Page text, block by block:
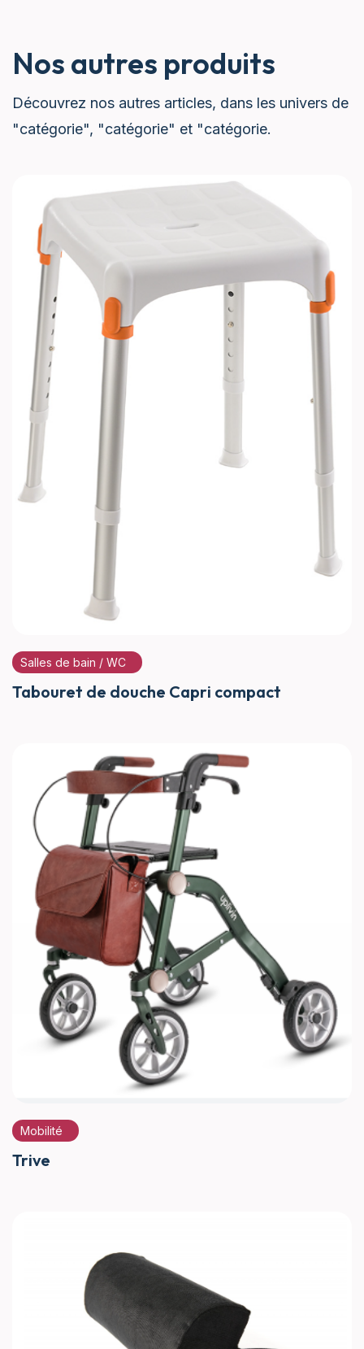
Nos autres produits
Découvrez nos autres articles, dans les univers de
"catégorie", "catégorie" et "catégorie.
Salles de bain / WC
Tabouret de douche Capri compact
Mobilité
Trive